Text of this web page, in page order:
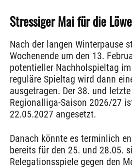
Stressiger Mai für die
Nach der langen Winterpause
Wochenende um den 13.
potentieller Nachholspieltag
reguläre Spieltag wird dann
ausgetragen. Der 38. und
Regionalliga-Saison 2026/27
22.05.2027 angesetzt.
Danach könnte es terminlich
bereits für den 25. und 28.05.
Relegationsspiele gegen den